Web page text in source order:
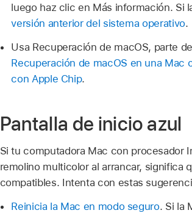
luego haz clic en Más información. Si
versión anterior del sistema operativo.
Usa Recuperación de macOS, parte
Recuperación de macOS en una Mac
con Apple Chip.
Pantalla de inicio azul
Si tu computadora Mac con procesador
remolino multicolor al arrancar, significa
compatibles. Intenta con estas
Reinicia la Mac en modo seguro. Si la